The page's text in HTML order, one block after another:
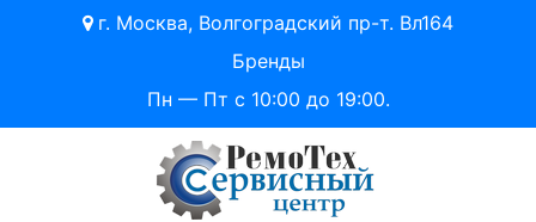
г. Москва, Волгоградский пр-т. Вл164
Бренды
Пн — Пт с 10:00 до 19:00.